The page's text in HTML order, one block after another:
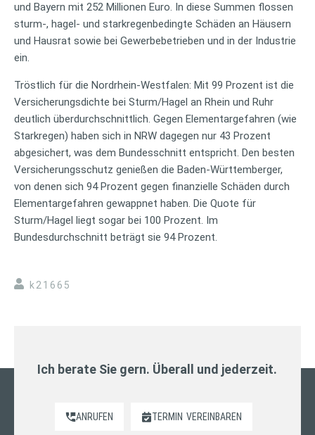
und Bayern mit 252 Millionen Euro. In diese Summen flossen
sturm-, hagel- und starkregenbedingte Schäden an Häusern
und Hausrat sowie bei Gewerbebetrieben und in der Industrie
ein.
Tröstlich für die Nordrhein-Westfalen: Mit 99 Prozent ist die
Versicherungsdichte bei Sturm/Hagel an Rhein und Ruhr
deutlich überdurchschnittlich. Gegen Elementargefahren (wie
Starkregen) haben sich in NRW dagegen nur 43 Prozent
abgesichert, was dem Bundesschnitt entspricht. Den besten
Versicherungsschutz genießen die Baden-Württemberger,
von denen sich 94 Prozent gegen finanzielle Schäden durch
Elementargefahren gewappnet haben. Die Quote für
Sturm/Hagel liegt sogar bei 100 Prozent. Im
Bundesdurchschnitt beträgt sie 94 Prozent.
k21665
Ich berate Sie gern. Überall und jederzeit.
ANRUFEN TERMIN VEREINBAREN